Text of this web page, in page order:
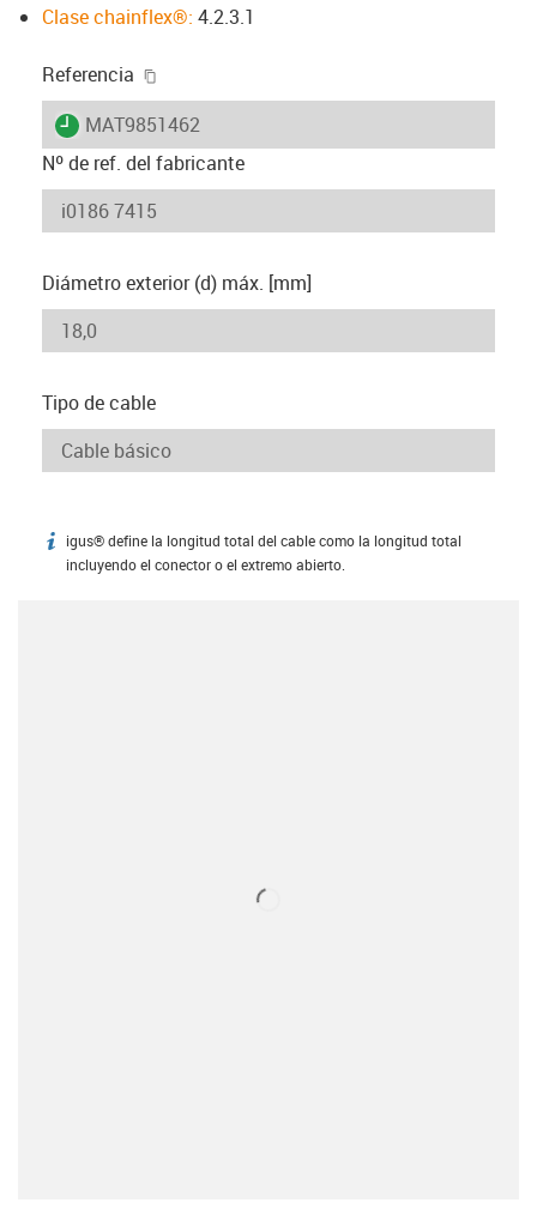
Clase chainflex®: 4.2.3.1
Referencia
igus-icon-lieferzeit
MAT9851462
Nº de ref. del fabricante
Diámetro exterior (d) máx. [mm]
Tipo de cable
igus-icon-info
igus® define la longitud total del cable como la longitud total
incluyendo el conector o el extremo abierto.